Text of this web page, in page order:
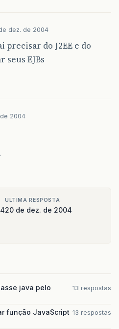
dez. de 2004
precisar do J2EE e do
seus EJBs
2004
ULTIMA RESPOSTA
20 de dez. de 2004
java pelo
13 respostas
função JavaScript 13 respostas